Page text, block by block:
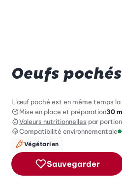
Oeufs
L’œuf poché est en même temps la
Mise en place et préparation30
Valeurs nutritionnelles par
Compatibilité environnementale
Végétarien
Sauvegarder